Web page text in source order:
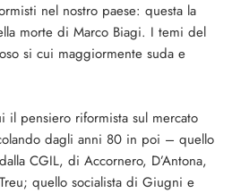
nel nostro paese: questa la
morte di Marco Biagi. I temi del
si cui maggiormente suda e
il pensiero riformista sul mercato
dagli anni 80 in poi – quello
CGIL, di Accornero, D’Antona,
quello socialista di Giugni e